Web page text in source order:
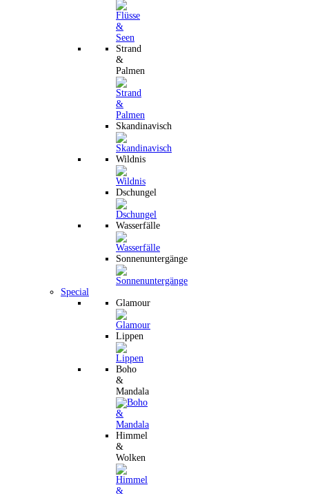
Strand
&
Palmen
Skandinavisch
Wildnis
Dschungel
Wasserfälle
Sonnenuntergänge
Special
Glamour
Lippen
Boho
&
Mandala
Himmel
&
Wolken